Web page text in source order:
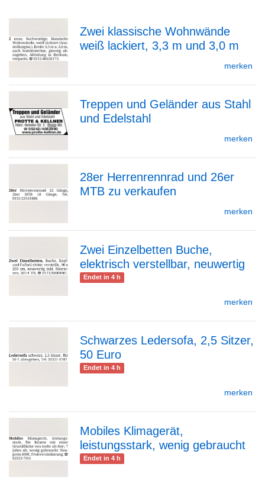
zur
Detailseite
Zwei klassische Wohnwände
weiß lackiert, 3,3 m und 3,0 m
merken
Detailseite
Treppen und Geländer aus Stahl
und Edelstahl
merken
zur
Detailseite
28er Herrenrennrad und 26er
MTB zu verkaufen
merken
zur
Zwei Einzelbetten Buche,
elektrisch verstellbar, neuwertig
Endet in 4 h
merken
zur
Schwarzes Ledersofa, 2,5 Sitzer,
50 Euro
Endet in 4 h
merken
zur
Mobiles Klimagerät,
leistungsstark, wenig gebraucht
Endet in 4 h